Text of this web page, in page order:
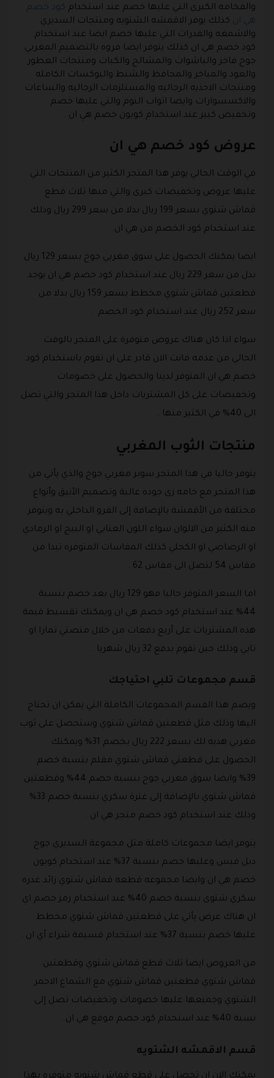
والفخامه الكبرى التي عليها خصم عند استخدام كود خصم
هي ان كذلك يوفر الاقمشه الشتويه ومنتجات السديري
والاشمغه والقدرات التي عليها خصم ايضا عند استخدام
كود خصم هي ان كذلك يتوفر ايضا فروه بالتصميم المغربي
جوخ فاخر والباشوات والمشالح والكبات ومنتجات العطور
والعود والمباخر والمحافظ والشنط والبوكسات الكامله
ومنتجات الاحذيه الرجاليه والمستلزمات الرجاليه والساعات
والاكسسوارات وايضا اثواب النوم والتي عليها خصم
وتخفيض كبير عند استخدام كوبون خصم هي ان .
عروض كود خصم هي ان
في الوقت الحالي يوفر هذا المتجر الكثير من المنتجات التي
عليها عروض وتخفيضات كبرى والتي منها ثلاث قطع
قماش شتوي بسعر 199 ريال بدلا من سعر 299 ريال وذلك
عند استخدام كود الخصم من هي ان.
ايضا يمكنك الحصول على سوق مغربي جوخ بسعر 129 ريال
بدل من سعر 229 ريال عند استخدام كود خصم هي ان يوجد
قطعتين قماش شتوي مخطط بسعر 159 ريال بدلا من
سعر 252 ريال عند استخدام كود الخصم .
سواء اذا كان هناك عروض متوفرة على المتجر بالوقت
الحالي من عدمه فانت الان قادر على ان تقوم باستخدام كود
خصم هي ان المتوفر لدينا والحصول على خصومات
وتخفيضات على كل المشتريات داخل هذا المتجر والتي تصل
الى 40% في الكثير منها .
منتجات الثوب المغربي
يتوفر حاليا في هذا المتجر سوبر مغربي جوخ والذي يأتي من
هذا المتجر مع خامه زى جوده عالية وتصميم الأنيق وأنواع
مختلفة من الأقمشة بالإضافة إلى الفرو الداخلي به ويتوفر
منه الكثير من الالوان سواء اللون العنابي او البيج او الرمادي
او الرصاصي او الكحلي كذلك المقاسات المتوفره تبدا من
مقاس 54 لتصل الى مقاس 62 .
اما السعر المتوفر حاليا فهو 129 ريال بعد خصم بنسبة
44% عند استخدام كود خصم هي ان ويمكنك تقسيط قيمة
هذه المشتريات على أربع دفعات من خلال منصتي تمارا او
تابي وذلك حين تقوم بدفع 32 ريال شهريا .
قسم مجموعات تلبي احتياجك
ويضم هذا القسم المجموعات الكاملة التي يمكن ان تحتاج
اليها وذلك مثل قطعتين قماش شتوي وستحصل على ثوب
مغربي هديه لك بسعر 222 ريال بخصم 31% ويمكنك
الحصول على قطعتي قماش شتوي مقلم بنسبة خصم
39% وايضا سوق مغربي جوخ بنسبة خصم 44% وقطعتين
قماش شتوي بالإضافة إلى غترة سكري بنسبة خصم 33%
وذلك عند استخدام كود خصم متجر هي ان .
يتوفر ايضا مجموعات كاملة مثل مجموعة السديري جوخ
دبل فيس وعليها خصم بنسبة 37% عند استخدام كوبون
خصم هي ان وايضا مجموعه قطعه قماش شتوي زائد غدره
سكري شتوى بنسبة خصم 40% عند استخدام رمز خصم اي
ان هناك عرض يأتي على قطعتين قماش شتوي مخطط
عليها خصم بنسبة 37% عند استخدام قسيمة شراء أي ان .
من العروض ايضا ثلاث قطع قماش شتوي وقطعتين
قماش شتوي قطعتين قماش شتوي مع الشماغ الاحمر
الشتوي وجميعها عليها خصومات وتخفيضات تصل إلى
نسبة 40% عند استخدام كود خصم موقع هي ان .
قسم الاقمشه الشتويه
يمكنك الان ان تحصل على قطع قماش شتويه متوفره بهذا